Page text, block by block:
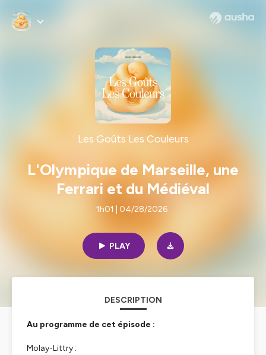
Les Goûts Les Couleurs
L'Olympique de Marseille, une
Ferrari et du Médiéval
1h01 | 04/28/2026
PLAY
DESCRIPTION
Au programme de cet épisode :
Molay-Littry :